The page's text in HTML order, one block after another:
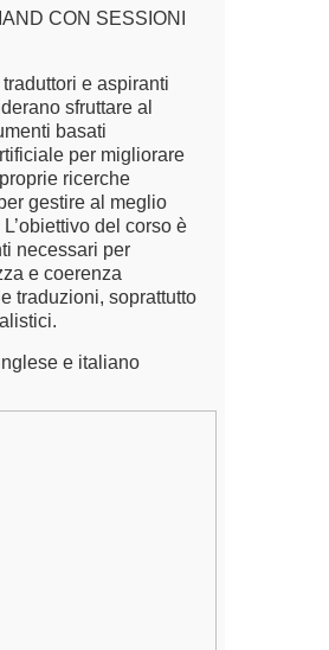
CON SESSIONI
traduttori e aspiranti
sfruttare al
basati
per migliorare
ricerche
gestire al meglio
del corso è
necessari per
e coerenza
traduzioni, soprattutto
e italiano